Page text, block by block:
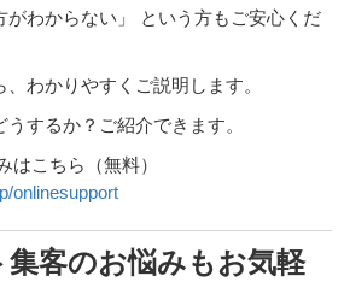
がわからない」 という方もご安心くだ
わかりやすくご説明します。
するか？ご紹介できます。
こちら（無料）
onlinesupport
客のお悩みもお気軽